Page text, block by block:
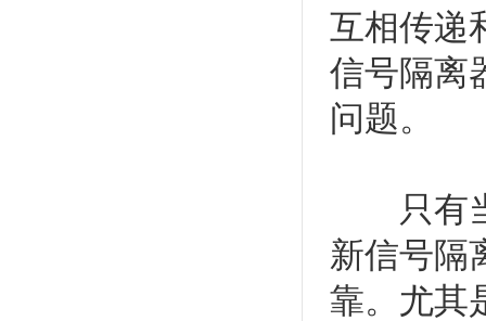
互相传递
信号隔离
问题。
只有当
新信号隔
靠。尤其